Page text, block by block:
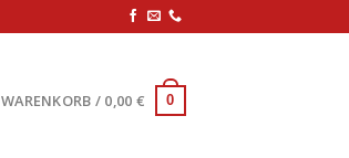
WARENKORB / 0,00 € 0